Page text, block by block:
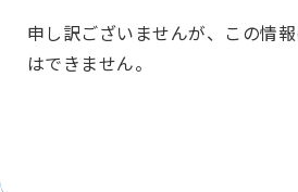
申し訳ございませんが、この情
はできません。